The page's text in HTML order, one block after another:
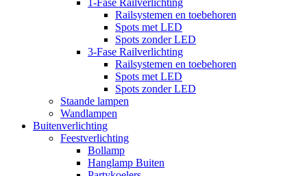
1-Fase Railverlichting
Railsystemen en toebehoren
Spots met LED
Spots zonder LED
3-Fase Railverlichting
Railsystemen en toebehoren
Spots met LED
Spots zonder LED
Staande lampen
Wandlampen
Buitenverlichting
Feestverlichting
Bollamp
Hanglamp Buiten